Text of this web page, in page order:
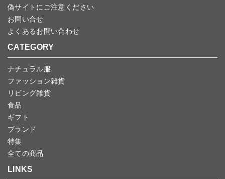
偽サイトにご注意ください
お問い合せ
よくあるお問い合わせ
CATEGORY
ナチュラル服
ファッション雑貨
リビング雑貨
食品
ギフト
ブランド
特集
全ての商品
LINKS